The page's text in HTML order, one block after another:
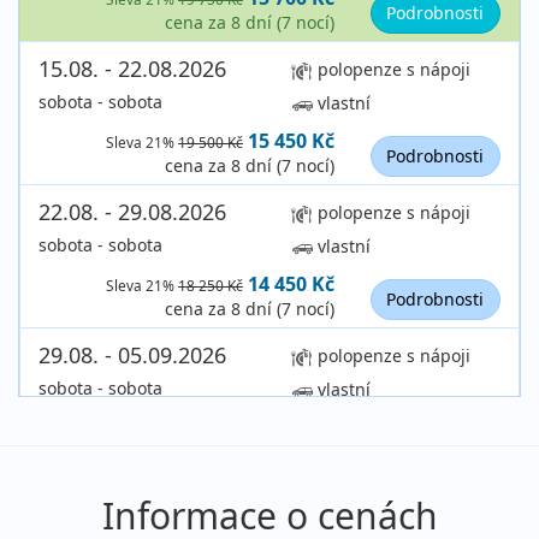
cena za 8 dní (7 nocí) Podrobnosti
15.08. - 22.08.2026
sobota - sobota
polopenze s nápoji
vlastní
Sleva 21%19 500 Kč 15 450 Kč
cena za 8 dní (7 nocí) Podrobnosti
22.08. - 29.08.2026
sobota - sobota
polopenze s nápoji
vlastní
Sleva 21%18 250 Kč 14 450 Kč
cena za 8 dní (7 nocí) Podrobnosti
29.08. - 05.09.2026
sobota - sobota
polopenze s nápoji
vlastní
září 2026Informace o cenách